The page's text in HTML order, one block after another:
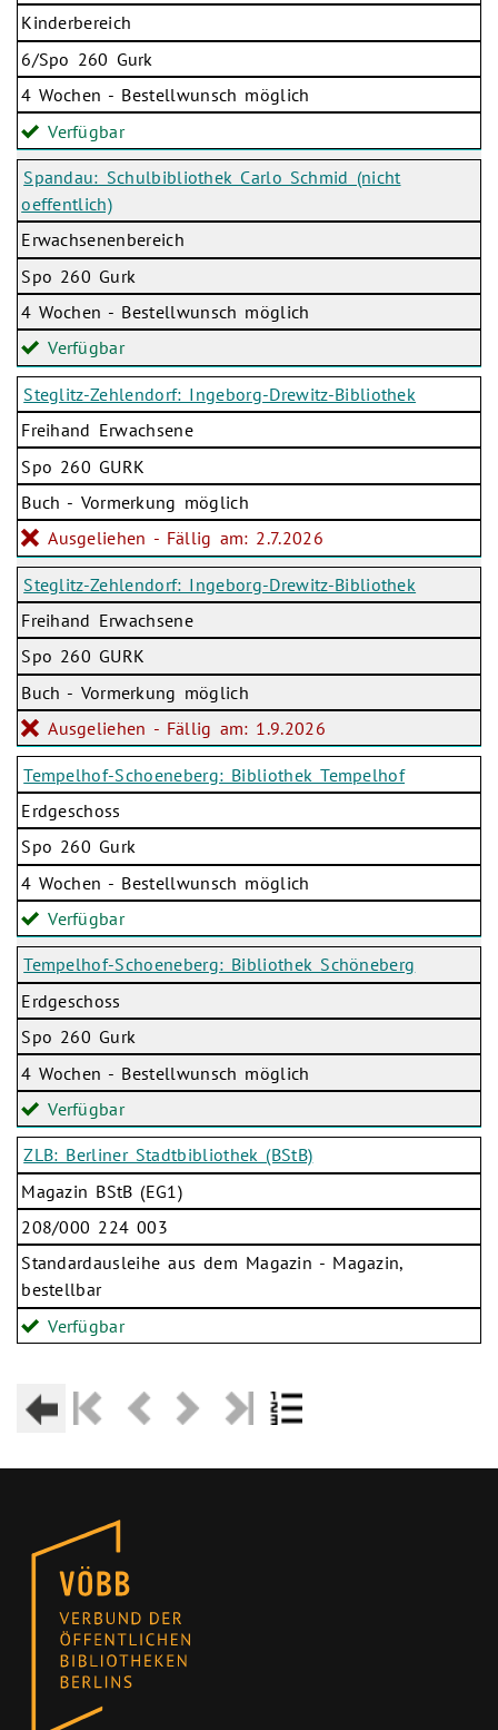
Kinderbereich
6/Spo 260 Gurk
4 Wochen - Bestellwunsch möglich
Verfügbar
Spandau: Schulbibliothek Carlo Schmid (nicht
oeffentlich)
Erwachsenenbereich
Spo 260 Gurk
4 Wochen - Bestellwunsch möglich
Verfügbar
Steglitz-Zehlendorf: Ingeborg-Drewitz-Bibliothek
Freihand Erwachsene
Spo 260 GURK
Buch - Vormerkung möglich
Ausgeliehen - Fällig am: 2.7.2026
Steglitz-Zehlendorf: Ingeborg-Drewitz-Bibliothek
Freihand Erwachsene
Spo 260 GURK
Buch - Vormerkung möglich
Ausgeliehen - Fällig am: 1.9.2026
Tempelhof-Schoeneberg: Bibliothek Tempelhof
Erdgeschoss
Spo 260 Gurk
4 Wochen - Bestellwunsch möglich
Verfügbar
Tempelhof-Schoeneberg: Bibliothek Schöneberg
Erdgeschoss
Spo 260 Gurk
4 Wochen - Bestellwunsch möglich
Verfügbar
ZLB: Berliner Stadtbibliothek (BStB)
Magazin BStB (EG1)
208/000 224 003
Standardausleihe aus dem Magazin - Magazin,
bestellbar
Verfügbar